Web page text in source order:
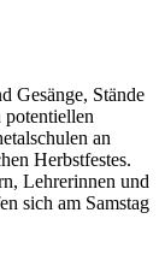
Gesänge, Stände
an
Herbstfestes.
Lehrerinnen und
sich am Samstag